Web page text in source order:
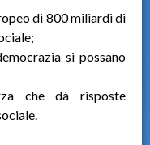
di 800 miliardi di
si possano
che dà risposte